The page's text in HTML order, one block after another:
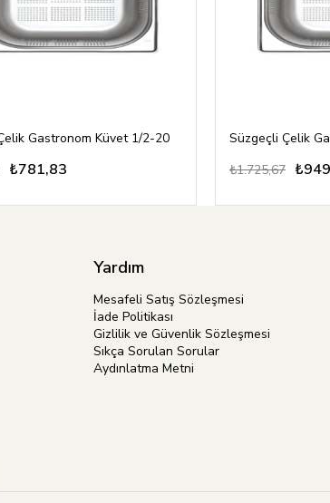
Gastronom Küvet 1/2-20
₺781,83
Süzgeçli Çelik
₺1.725,67
Yardım
Mesafeli Satış Sözleşmesi
İade Politikası
Gizlilik ve Güvenlik Sözleşmesi
Sıkça Sorulan Sorular
Aydınlatma Metni